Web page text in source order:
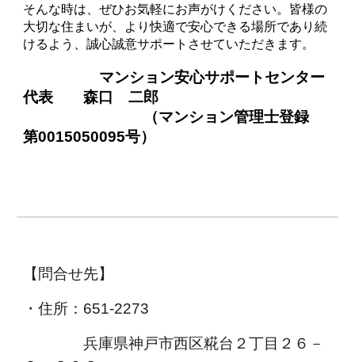
そんな時は、ぜひお気軽にお声がけください。皆様の
大切な住まいが、より快適で安心できる場所であり続
けるよう、誠心誠意サポートさせていただきます。
マンション安心サポートセンター
代表 森口 二郎
（マンション管理士登録
第0015050095号）
【問合せ先】
・住所：651-2273
兵庫県神戸市西区糀台２丁目２６－